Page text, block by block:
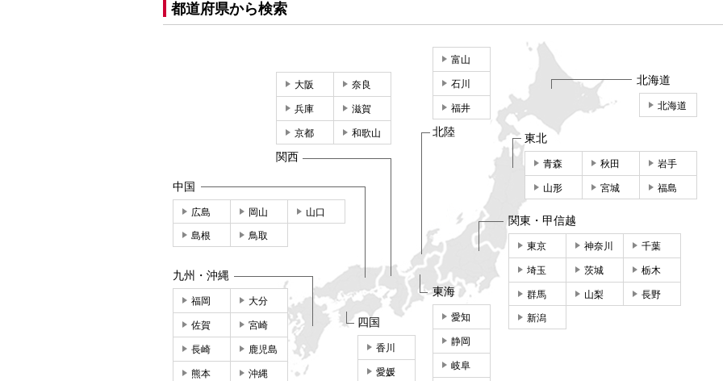
都道府県から検索
北海道
北海道
東北
青森 秋田 岩手
山形 宮城 福島
関東・甲信越
東京 神奈川 千葉
埼玉 茨城 栃木
群馬 山梨 長野
新潟
東海
愛知
静岡
岐阜
富山
石川
福井
北陸
大阪 奈良
兵庫 滋賀
京都 和歌山
関西
中国
広島 岡山 山口
島根 鳥取
四国
香川
愛媛
九州・沖縄
福岡 大分
佐賀 宮崎
長崎 鹿児島
熊本 沖縄